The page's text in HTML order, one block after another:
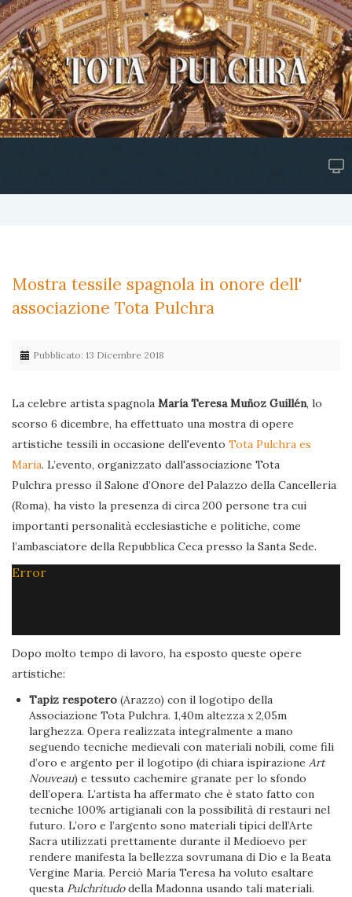
Mostra tessile spagnola in onore dell'
associazione Tota Pulchra
Pubblicato: 13 Dicembre 2018
La celebre artista spagnola María Teresa Muñoz Guillén, lo
scorso 6 dicembre, ha effettuato una mostra di opere
artistiche tessili in occasione dell'evento Tota Pulchra es
Maria. L’evento, organizzato dall'associazione Tota
Pulchra presso il Salone d’Onore del Palazzo della Cancelleria
(Roma), ha visto la presenza di circa 200 persone tra cui
importanti personalità ecclesiastiche e politiche, come
l’ambasciatore della Repubblica Ceca presso la Santa Sede.
Error
Dopo molto tempo di lavoro, ha esposto queste opere
artistiche:
Tapiz respotero (Arazzo) con il logotipo della
Associazione Tota Pulchra. 1,40m altezza x 2,05m
larghezza. Opera realizzata integralmente a mano
seguendo tecniche medievali con materiali nobili, come fili
d’oro e argento per il logotipo (di chiara ispirazioneArt
Nouveau) e tessuto cachemire granate per lo sfondo
dell’opera. L’artista ha affermato che è stato fatto con
tecniche 100% artigianali con la possibilità di restauri nel
futuro. L’oro e l’argento sono materiali tipici dell’Arte
Sacra utilizzati prettamente durante il Medioevo per
rendere manifesta la bellezza sovrumana di Dio e la Beata
Vergine Maria. Perciò María Teresa ha voluto esaltare
questa Pulchritudodella Madonna usando tali materiali.